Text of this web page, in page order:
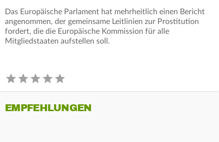
Das Europäische Parlament hat mehrheitlich einen Bericht
angenommen, der gemeinsame Leitlinien zur Prostitution
fordert, die die Europäische Kommission für alle
Mitgliedstaaten aufstellen soll.
EMPFEHLUNGEN